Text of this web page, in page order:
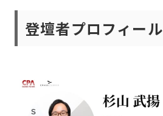
登壇者プロフィール